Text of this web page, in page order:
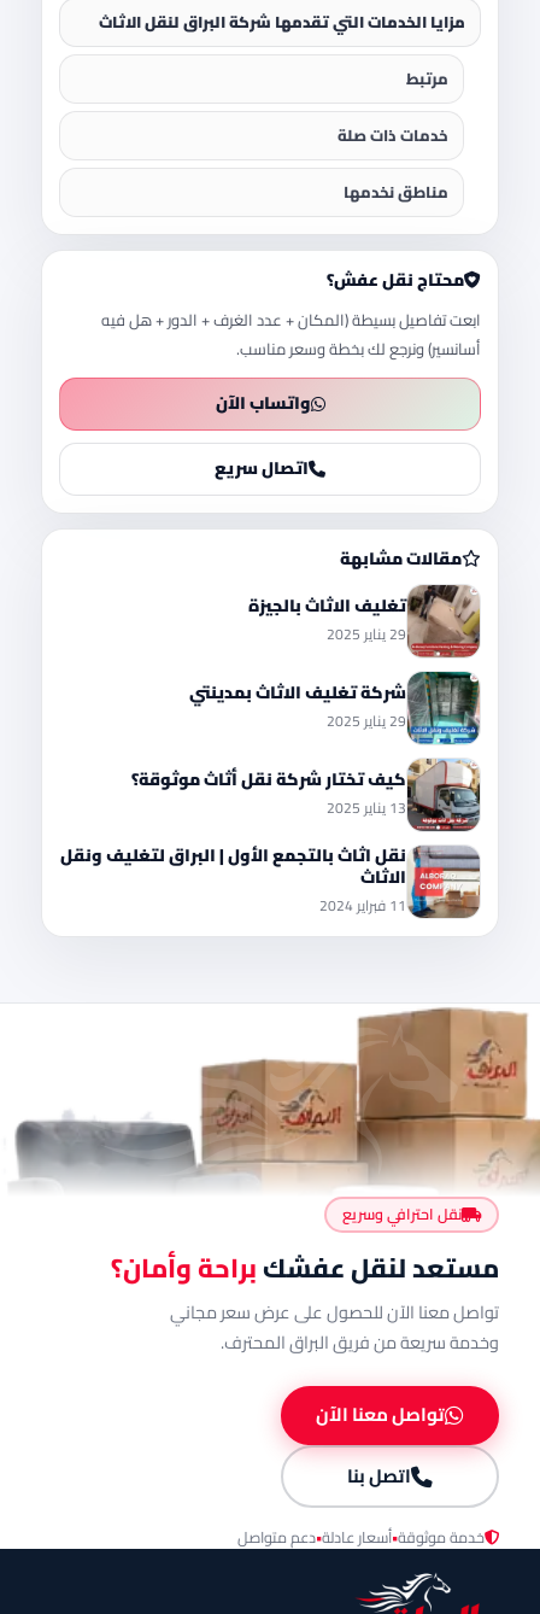
مزايا الخدمات التي تقدمها شركة البراق لنقل الاثاث
مرتبط
خدمات ذات صلة
مناطق نخدمها
محتاج نقل عفش؟
ابعت تفاصيل بسيطة (المكان + عدد الغرف + الدور + هل فيه
أسانسير) ونرجع لك بخطة وسعر مناسب.
واتساب الآن
اتصال سريع
مقالات مشابهة
تغليف الاثاث بالجيزة
29 يناير 2025
شركة تغليف الاثاث بمدينتي
29 يناير 2025
كيف تختار شركة نقل أثاث موثوقة؟
13 يناير 2025
نقل اثاث بالتجمع الأول | البراق لتغليف ونقل
الاثاث
11 فبراير 2024
نقل احترافي وسريع
مستعد لنقل عفشكبراحة وأمان؟
تواصل معنا الآن للحصول على عرض سعر مجاني
وخدمة سريعة من فريق البراق المحترف.
تواصل معنا الآن
اتصل بنا
خدمة موثوقة•أسعار عادلة•دعم متواصل